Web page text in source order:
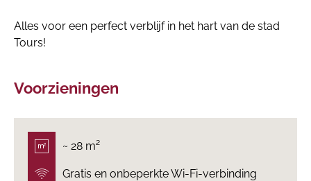
Alles voor een perfect verblijf in het hart van de stad
Tours!
Voorzieningen
~ 28 m²
Gratis en onbeperkte Wi-Fi-verbinding